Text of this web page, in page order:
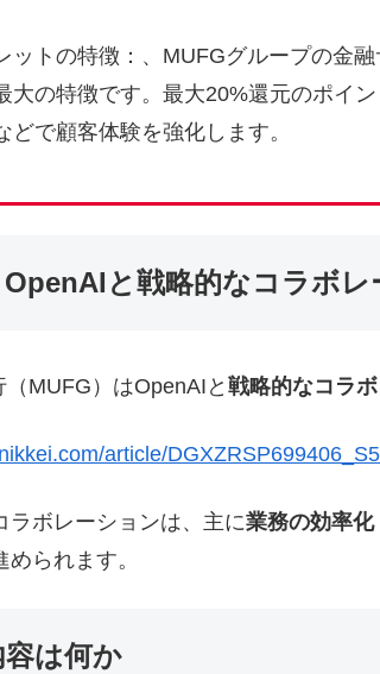
ットの特徴：、MUFGグループの金
大の特徴です。最大20%還元のポイ
どで顧客体験を強化します。
と戦略的なコラボレ
MUFG）はOpenAIと 戦略的なコラ
article/
ボレーションは、主に業務の効率化
られます。
は何か